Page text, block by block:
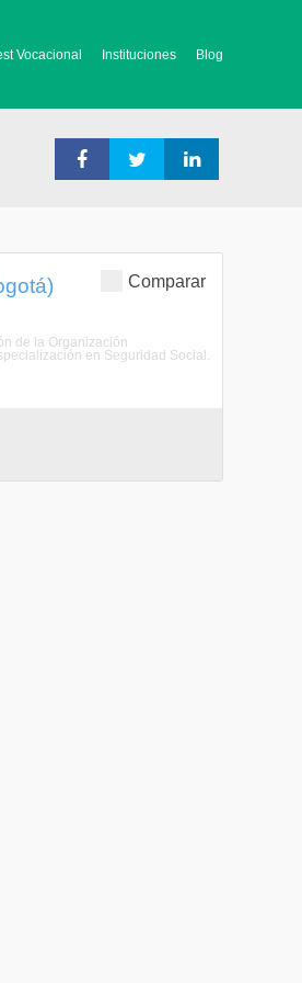
Vocacional Instituciones Blog
Comparar
de la Organización
en Seguridad Social.